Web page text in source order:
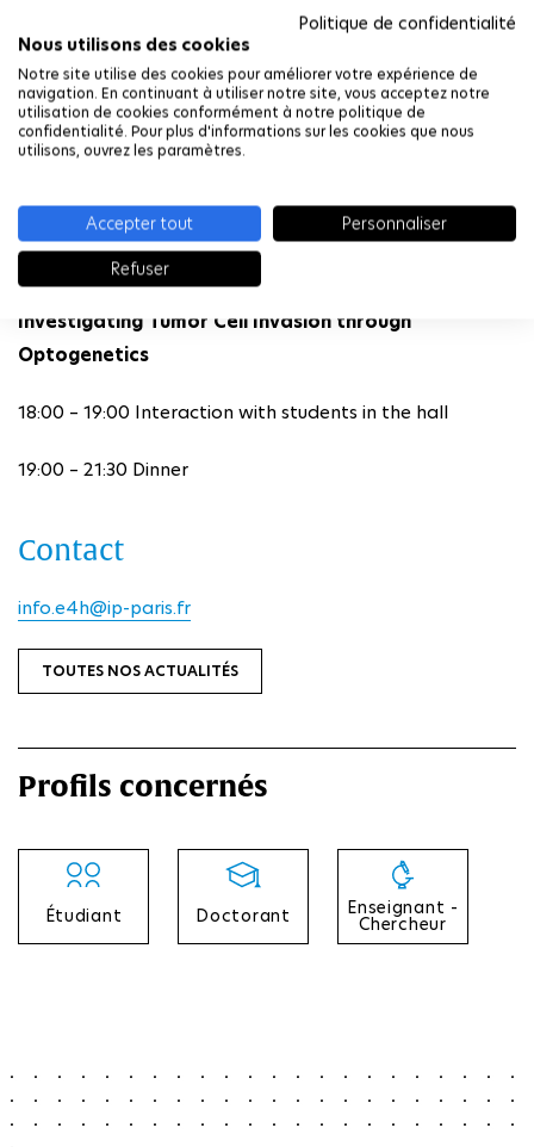
Politique de confidentialité
Nous utilisons des cookies
Notre site utilise des cookies pour améliorer votre expérience de
navigation. En continuant à utiliser notre site, vous acceptez notre
utilisation de cookies conformément à notre politique de
confidentialité. Pour plus d'informations sur les cookies que nous
utilisons, ouvrez les paramètres.
Accepter tout
Personnaliser
Refuser
Linking DNA methylation and senescence in human
cancer cell
17:00- 17:30 Diane-Laure Pages (Orakl Oncology, Villejuif)
Cellular mechanisms of cancer collective invasion
17:30- 18 :00 Olivier Destaing (Institute for Advanced
Biosciences, Grenoble)
Investigating Tumor Cell Invasion through
Optogenetics
18:00 – 19:00 Interaction with students in the hall
19:00 – 21:30 Dinner
Contact
info.e4h@ip-paris.fr
TOUTES NOS ACTUALITÉS
Profils concernés
Étudiant Doctorant Enseignant -
Chercheur